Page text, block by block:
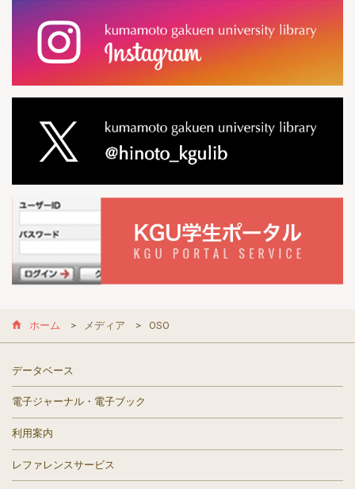
ホーム メディア OSO
データベース
電子ジャーナル・電子ブック
利用案内
レファレンスサービス